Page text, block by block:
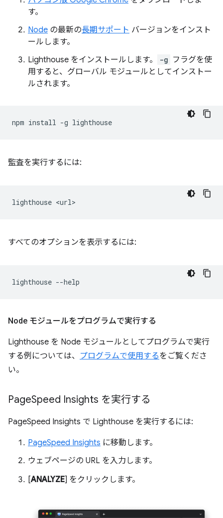
す。
Node の最新の長期サポート バージョンをインスト
ールします。
Lighthouse をインストールします。
-g フラグを使
用すると、グローバル モジュールとしてインストー
ルされます。
npm install -g
監査を実行するには:
lighthouse
すべてのオプションを表示するには:
lighthouse
Node モジュールをプログラムで実行する
Lighthouse を Node モジュールとしてプログラムで実行
する例については、 プログラムで使用するをご覧くださ
い。
PageSpeed Insights を実行する
PageSpeed Insights で Lighthouse を実行するには:
PageSpeed Insights に移動します。
ウェブページの URL を入力します。
[ANALYZE] をクリックします。